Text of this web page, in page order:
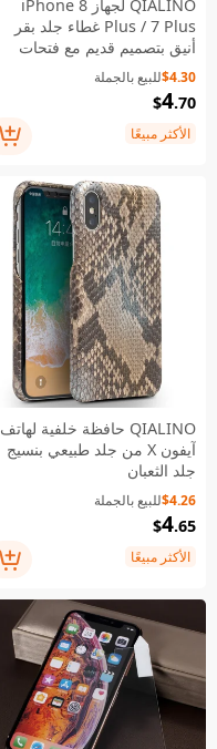
QIALINO لجهاز iPhone 8
Plus / 7 Plus غطاء جلد بقر
أنيق بتصميم قديم مع فتحات
لوضع البطاقات - بني
$4.30للبيع بالجملة
$4.70
الأكثر مبيعًا
QIALINO حافظة خلفية لهاتف
آيفون X من جلد طبيعي بنسيج
جلد الثعبان
$4.26للبيع بالجملة
$4.65
الأكثر مبيعًا